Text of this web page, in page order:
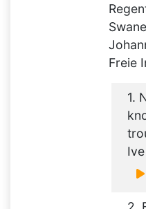
Freie
1.